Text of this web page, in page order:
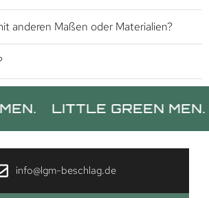
anderen Maßen oder Materialien?
LITTLE GREEN MEN.
info@lgm-beschlag.de